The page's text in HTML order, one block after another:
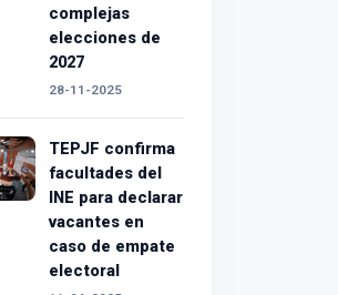
complejas
elecciones de
2027
28-11-2025
TEPJF confirma
facultades del
INE para declarar
vacantes en
caso de empate
electoral